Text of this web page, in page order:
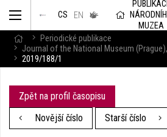
CS EN
v českém
jazyce
MUZEA
Periodické publikace
Journal of the National Museum
2019/188/1
Zpět na profil časopisu
Novější číslo
Starší číslo